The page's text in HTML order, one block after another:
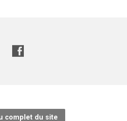
complet du site